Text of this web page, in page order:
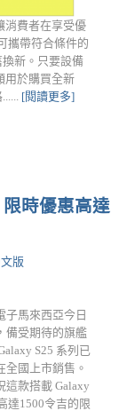
消費者在享受優
攜帶符合條件的
新。只要設備
用於購買全新
[閱讀更多]
時優惠高達
版
子馬來西亞今日
備受期待的旗艦
S25 系列已
全國上市銷售。
這款搭載 Galaxy
達1500令吉的限